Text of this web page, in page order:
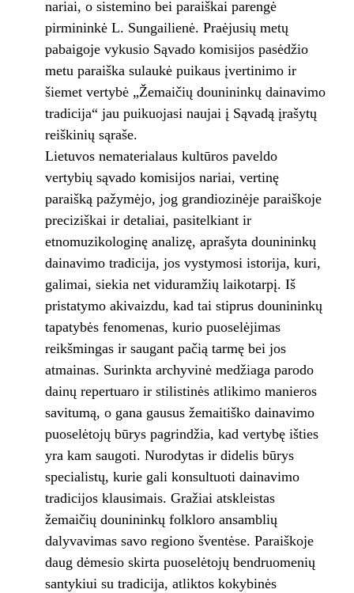
nariai, o sistemino bei paraiškai parengė
pirmininkė L. Sungailienė. Praėjusių metų
pabaigoje vykusio Sąvado komisijos pasėdžio
metu paraiška sulaukė puikaus įvertinimo ir
šiemet vertybė „Žemaičių dounininkų dainavimo
tradicija“ jau puikuojasi naujai į Sąvadą įrašytų
reiškinių sąraše.
Lietuvos nematerialaus kultūros paveldo
vertybių sąvado komisijos nariai, vertinę
paraišką pažymėjo, jog grandiozinėje paraiškoje
preciziškai ir detaliai, pasitelkiant ir
etnomuzikologinę analizę, aprašyta dounininkų
dainavimo tradicija, jos vystymosi istorija, kuri,
galimai, siekia net viduramžių laikotarpį. Iš
pristatymo akivaizdu, kad tai stiprus dounininkų
tapatybės fenomenas, kurio puoselėjimas
reikšmingas ir saugant pačią tarmę bei jos
atmainas. Surinkta archyvinė medžiaga parodo
dainų repertuaro ir stilistinės atlikimo manieros
savitumą, o gana gausus žemaitiško dainavimo
puoselėtojų būrys pagrindžia, kad vertybę išties
yra kam saugoti. Nurodytas ir didelis būrys
specialistų, kurie gali konsultuoti dainavimo
tradicijos klausimais. Gražiai atskleistas
žemaičių dounininkų folkloro ansamblių
dalyvavimas savo regiono šventėse. Paraiškoje
daug dėmesio skirta puoselėtojų bendruomenių
santykiui su tradicija, atliktos kokybinės